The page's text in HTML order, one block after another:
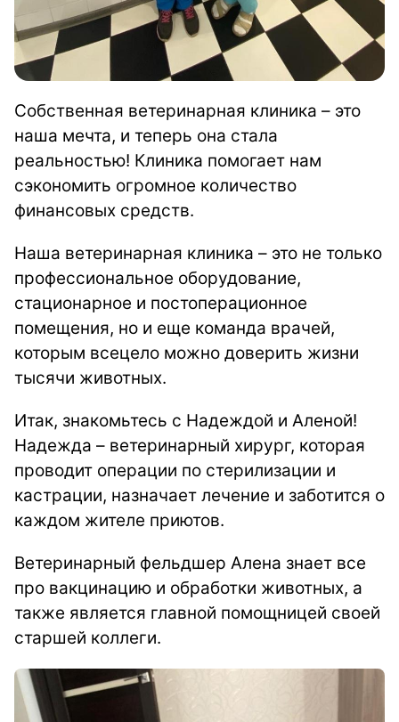
Собственная ветеринарная клиника – это
наша мечта, и теперь она стала
реальностью! Клиника помогает нам
сэкономить огромное количество
финансовых средств.
Наша ветеринарная клиника – это не только
профессиональное оборудование,
стационарное и постоперационное
помещения, но и еще команда врачей,
которым всецело можно доверить жизни
тысячи животных.
Итак, знакомьтесь с Надеждой и Аленой!
Надежда – ветеринарный хирург, которая
проводит операции по стерилизации и
кастрации, назначает лечение и заботится о
каждом жителе приютов.
Ветеринарный фельдшер Алена знает все
про вакцинацию и обработки животных, а
также является главной помощницей своей
старшей коллеги.